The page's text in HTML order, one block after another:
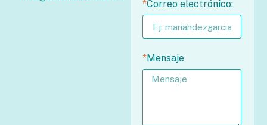
*Correo electrónico:
*Mensaje